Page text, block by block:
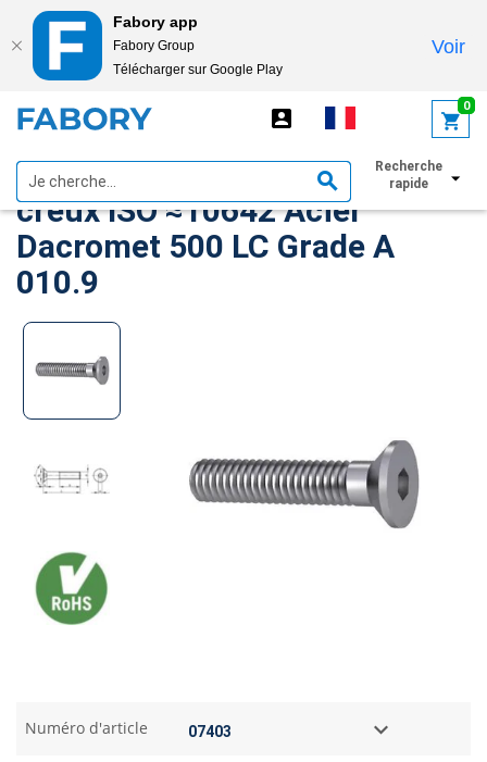
Fabory app
Fabory Group
Télécharger sur Google Play
Voir
0
Recherche
rapide
Vis à tête fraisée à six pans
creux ISO ≈10642 Acier
Dacromet 500 LC Grade A
010.9
Numéro d'article